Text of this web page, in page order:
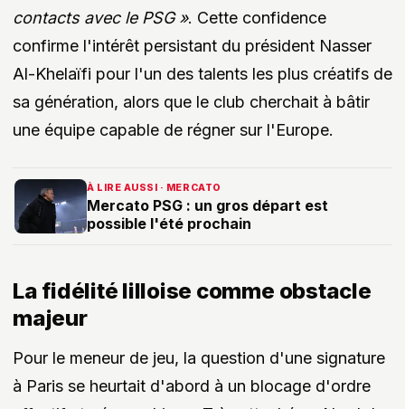
contacts avec le PSG ». Cette confidence
confirme l'intérêt persistant du président Nasser
Al-Khelaïfi pour l'un des talents les plus créatifs de
sa génération, alors que le club cherchait à bâtir
une équipe capable de régner sur l'Europe.
À LIRE AUSSI · MERCATO
Mercato PSG : un gros départ est
possible l'été prochain
La fidélité lilloise comme obstacle
majeur
Pour le meneur de jeu, la question d'une signature
à Paris se heurtait d'abord à un blocage d'ordre